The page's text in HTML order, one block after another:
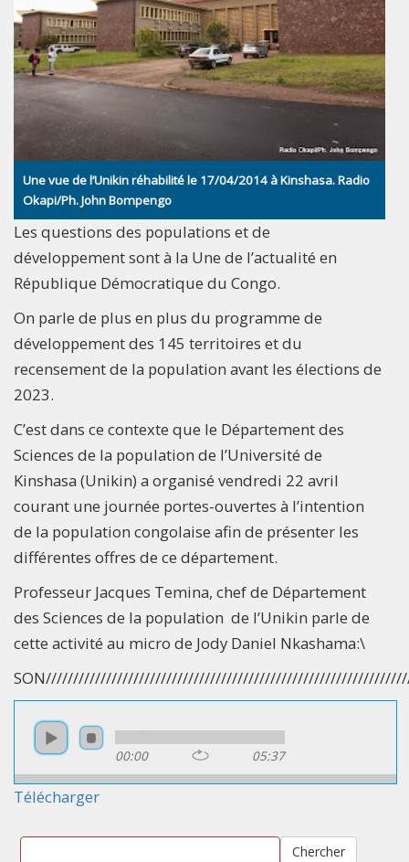
Une vue de l’Unikin réhabilité le 17/04/2014 à Kinshasa. Radio
Okapi/Ph. John Bompengo
Les questions des populations et de
développement sont à la Une de l’actualité en
République Démocratique du Congo.
On parle de plus en plus du programme de
développement des 145 territoires et du
recensement de la population avant les élections de
2023.
C’est dans ce contexte que le Département des
Sciences de la population de l’Université de
Kinshasa (Unikin) a organisé vendredi 22 avril
courant une journée portes-ouvertes à l’intention
de la population congolaise afin de présenter les
différentes offres de ce département.
Professeur Jacques Temina, chef de Département
des Sciences de la population de l’Unikin parle de
cette activité au micro de Jody Daniel Nkashama:\
00:00 05:37
Télécharger
Chercher